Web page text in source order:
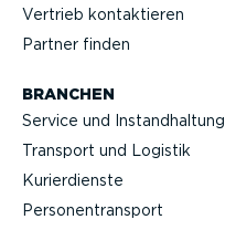
Vertrieb kontak­tieren
Partner finden
BRANCHEN
Service und Instand­haltung
Transport und Logistik
Kurier­dienste
Perso­nen­transport